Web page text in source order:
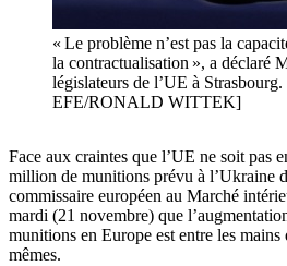
« Le problème n’est pas la
la contractualisation », a déclaré
législateurs de l’UE à
EFE/RONALD WITTEK]
Face aux craintes que l’UE ne soit pas
million de munitions prévu à l’Ukraine
commissaire européen au Marché
mardi (21 novembre) que
munitions en Europe est entre les mains
mêmes.